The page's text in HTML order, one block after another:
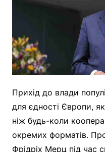
Прихід до влади
для єдності Європи,
ніж будь-коли
окремих форматів.
Фрідріх Мерц під час